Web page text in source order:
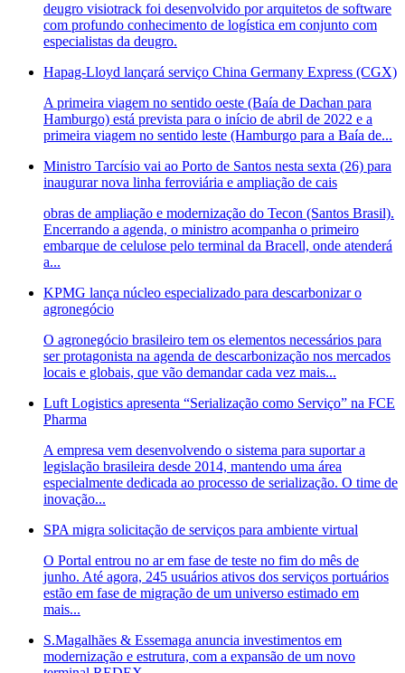
deugro visiotrack foi desenvolvido por arquitetos de software
com profundo conhecimento de logística em conjunto com
especialistas da deugro.
Hapag-Lloyd lançará serviço China Germany Express (CGX)
A primeira viagem no sentido oeste (Baía de Dachan para
Hamburgo) está prevista para o início de abril de 2022 e a
primeira viagem no sentido leste (Hamburgo para a Baía de...
Ministro Tarcísio vai ao Porto de Santos nesta sexta (26) para
inaugurar nova linha ferroviária e ampliação de cais
obras de ampliação e modernização do Tecon (Santos Brasil).
Encerrando a agenda, o ministro acompanha o primeiro
embarque de celulose pelo terminal da Bracell, onde atenderá
a...
KPMG lança núcleo especializado para descarbonizar o
agronegócio
O agronegócio brasileiro tem os elementos necessários para
ser protagonista na agenda de descarbonização nos mercados
locais e globais, que vão demandar cada vez mais...
Luft Logistics apresenta “Serialização como Serviço” na FCE
Pharma
A empresa vem desenvolvendo o sistema para suportar a
legislação brasileira desde 2014, mantendo uma área
especialmente dedicada ao processo de serialização. O time de
inovação...
SPA migra solicitação de serviços para ambiente virtual
O Portal entrou no ar em fase de teste no fim do mês de
junho. Até agora, 245 usuários ativos dos serviços portuários
estão em fase de migração de um universo estimado em
mais...
S.Magalhães & Essemaga anuncia investimentos em
modernização e estrutura, com a expansão de um novo